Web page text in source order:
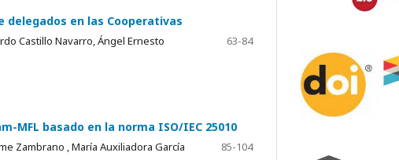
en las Cooperativas
Castillo Navarro, Ángel Ernesto
63-84
MFL basado en la norma ISO/IEC 25010
Zambrano , María Auxiliadora García
85-104